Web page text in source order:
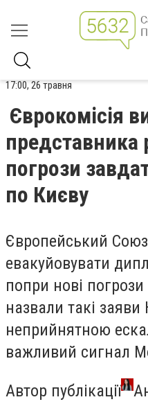
17:00, 26 травня
Єврокомісія
представника
погрози
по Києву
Європейський
евакуйовувати
попри нові погрози
назвали такі заяви
неприйнятною
важливий сигнал
Автор публікації